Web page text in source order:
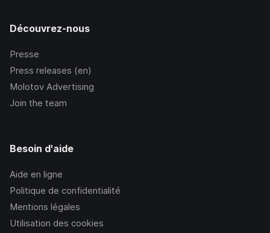
Découvrez-nous
Presse
Press releases (en)
Molotov Advertising
Join the team
Besoin d'aide
Aide en ligne
Politique de confidentialité
Mentions légales
Utilisation des cookies